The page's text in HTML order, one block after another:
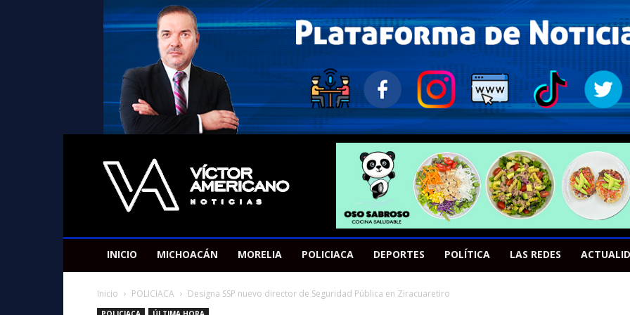
Americano
Victor
INICIO MICHOACÁN MORELIA POLICIACA DEPORTES POLÍTICA LAS REDES
Inicio POLICIACA Designa SSP nuevo director de Seguridad Pública en Ziracuaretiro